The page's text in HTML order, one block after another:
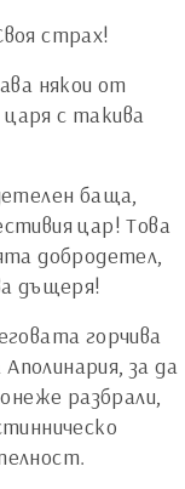
страх!
някои от
с такива
баща,
цар! Това
добродетел,
дъщеря!
горчива
за да
разбрали,